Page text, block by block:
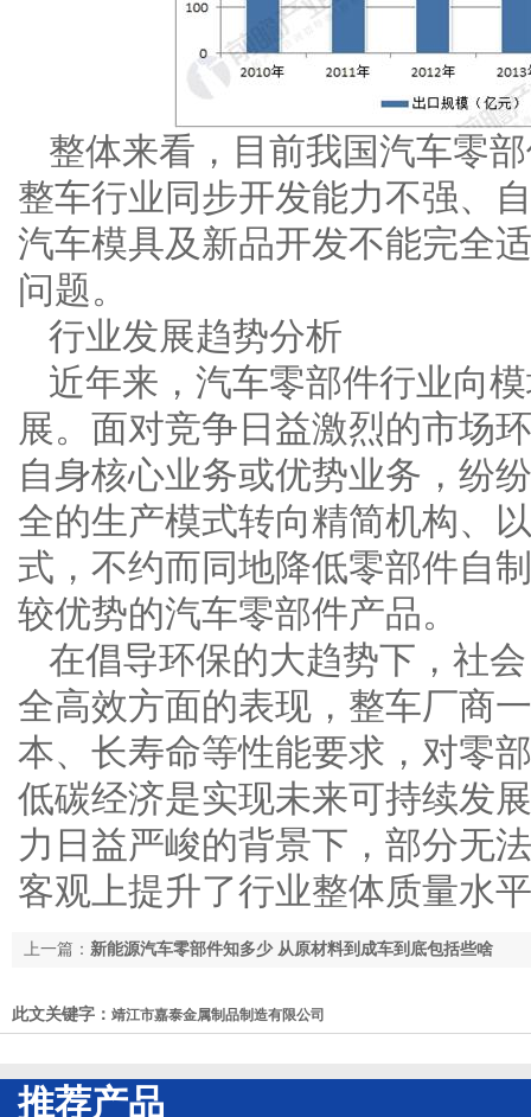
整体来看，目前我国汽车零
整车行业同步开发能力不强、
汽车模具及新品开发不能完全
问题。
行业发展趋势分析
近年来，汽车零部件行业向
展。面对竞争日益激烈的市场
自身核心业务或优势业务，纷
全的生产模式转向精简机构、
式，不约而同地降低零部件自
较优势的汽车零部件产品。
在倡导环保的大趋势下，社
全高效方面的表现，整车厂商
本、长寿命等性能要求，对零
低碳经济是实现未来可持续发
力日益严峻的背景下，部分无
客观上提升了行业整体质量水
上一篇： 新能源汽车零部件知多少 从原材料到成车到底包括些啥
此文关键字： 靖江市嘉泰金属制品制造有限公司
推荐产品